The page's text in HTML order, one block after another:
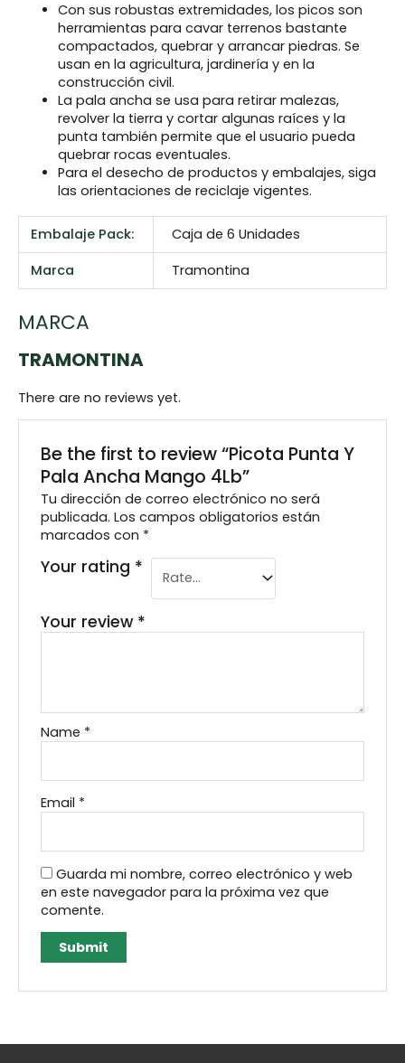
Con sus robustas extremidades, los picos son
herramientas para cavar terrenos bastante
compactados, quebrar y arrancar piedras. Se
usan en la agricultura, jardinería y en la
construcción civil.
La pala ancha se usa para retirar malezas,
revolver la tierra y cortar algunas raíces y la
punta también permite que el usuario pueda
quebrar rocas eventuales.
Para el desecho de productos y embalajes, siga
las orientaciones de reciclaje vigentes.
Embalaje Pack:
Caja de 6 Unidades
Marca
Tramontina
MARCA
TRAMONTINA
There are no reviews yet.
Be the first to review “Picota Punta Y
Pala Ancha Mango 4Lb”
Tu dirección de correo electrónico no será
publicada. Los campos obligatorios están
marcados con *
Your rating *
Your review *
Name *
Email *
Guarda mi nombre, correo electrónico y web
en este navegador para la próxima vez que
comente.